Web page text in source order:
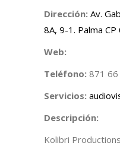
Dirección: Av.
8A, 9-1. Palma
Web:
Teléfono: 871
Servicios:
Descripción:
Kolibri